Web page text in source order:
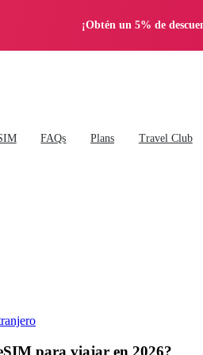
¡Obtén un 5% de
FAQs Plans Travel Club
para viajar en 2026?